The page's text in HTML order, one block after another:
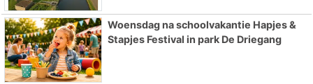
Woensdag na schoolvakantie Hapjes &
Stapjes Festival in park De Driegang